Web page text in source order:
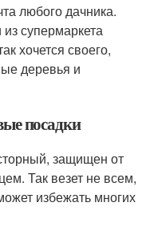
любого дачника.
супермаркета
хочется своего,
деревья и
посадки
защищен от
Так везет не всем,
избежать многих